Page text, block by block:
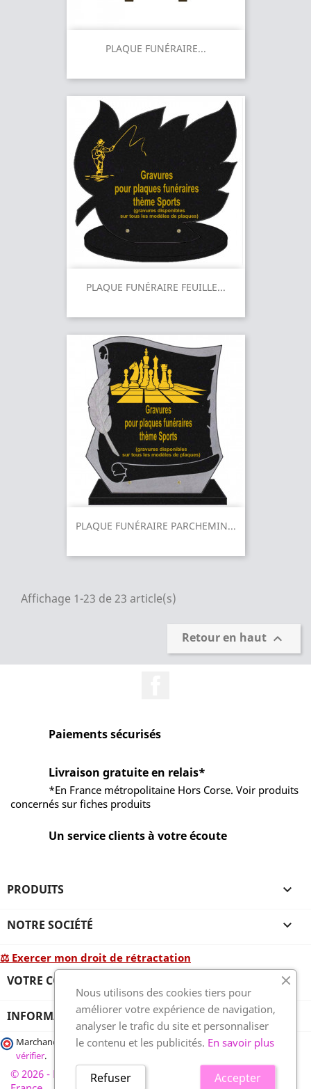
PLAQUE FUNÉRAIRE...
PLAQUE FUNÉRAIRE FEUILLE...
PLAQUE FUNÉRAIRE PARCHEMIN...
Affichage 1-23 de 23 article(s)
Retour en haut 
Paiements sécurisés
Livraison gratuite en relais*
*En France métropolitaine Hors Corse. Voir produits
concernés sur fiches produits
Un service clients à votre écoute
PRODUITS 
NOTRE SOCIÉTÉ 
⚖ Exercer mon droit de rétractation
VOTRE COMPTE 
INFORMATIONS
Marchand approuvé par la Société des Avis Garantis,cliquez ici pour
vérifier.
© 2026 - France-plaques-funéraires.fr, développé par Wess
Nous utilisons des cookies tiers pour
améliorer votre expérience de navigation,
analyser le trafic du site et personnaliser
le contenu et les publicités. En savoir plus
Accepter
Refuser